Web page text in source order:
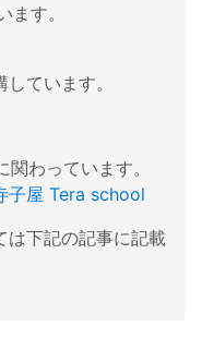
す。
ています。
わっています。
子屋 Tera school
は下記の記事に記載